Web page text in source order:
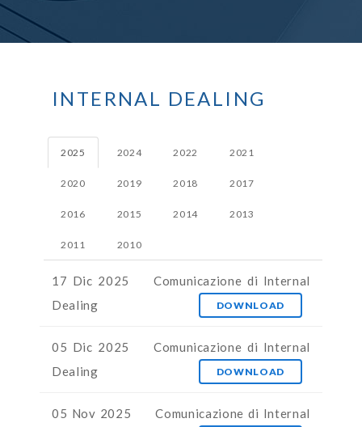
INTERNAL DEALING
2025 2024 2022 2021
2020 2019 2018 2017
2016 2015 2014 2013
2011 2010
17 Dic 2025
Comunicazione di Internal
Dealing
DOWNLOAD
05 Dic 2025
Comunicazione di Internal
Dealing
DOWNLOAD
05 Nov 2025
Comunicazione di Internal